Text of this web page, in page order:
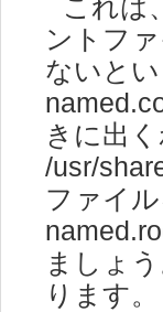
これは
ントフ
ないと
きに出
/usr/
ファイ
ましょ
ります。